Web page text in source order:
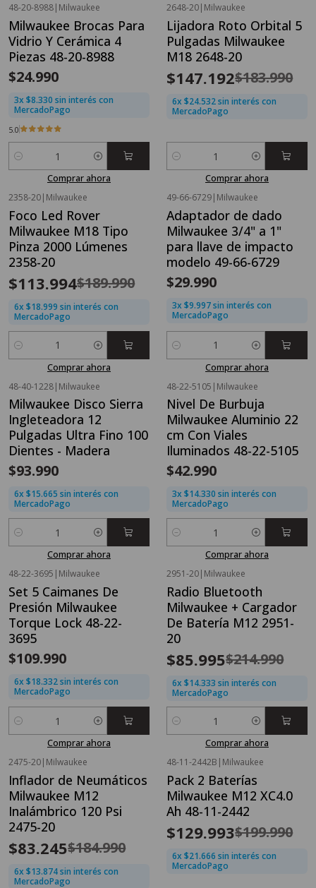
48-20-8988| Milwaukee
Milwaukee Brocas Para
Vidrio Y Cerámica 4
Piezas 48-20-8988
$24.990
3x $8.330 sin interés con
MercadoPago
5.0
Cantidad
Comprar ahora
OFERTA FLASH⚡
-20%OFF
2648-20| Milwaukee
Lijadora Roto Orbital 5
Pulgadas Milwaukee
M18 2648-20
$147.192$183.990
6x $24.532 sin interés con
MercadoPago
Cantidad
Comprar ahora
OFERTA FLASH⚡
-40% OFF
2358-20| Milwaukee
Foco Led Rover
Milwaukee M18 Tipo
Pinza 2000 Lúmenes
2358-20
$113.994$189.990
6x $18.999 sin interés con
MercadoPago
Cantidad
Comprar ahora
49-66-6729| Milwaukee
Adaptador de dado
Milwaukee 3/4" a 1"
para llave de impacto
modelo 49-66-6729
$29.990
3x $9.997 sin interés con
MercadoPago
Cantidad
Comprar ahora
48-40-1228| Milwaukee
Milwaukee Disco Sierra
Ingleteadora 12
Pulgadas Ultra Fino 100
Dientes - Madera
$93.990
6x $15.665 sin interés con
MercadoPago
Cantidad
Comprar ahora
48-22-5105 | Milwaukee
Nivel De Burbuja
Milwaukee Aluminio 22
cm Con Viales
Iluminados 48-22-5105
$42.990
3x $14.330 sin interés con
MercadoPago
Cantidad
Comprar ahora
48-22-3695 | Milwaukee
Set 5 Caimanes De
Presión Milwaukee
Torque Lock 48-22-
3695
$109.990
6x $18.332 sin interés con
MercadoPago
Cantidad
Comprar ahora
OFERTA FLASH⚡
-60%OFF
2951-20| Milwaukee
Radio Bluetooth
Milwaukee + Cargador
De Batería M12 2951-
20
$85.995$214.990
6x $14.333 sin interés con
MercadoPago
Cantidad
Comprar ahora
OFERTA FLASH⚡
-55%OFF
2475-20| Milwaukee
Inflador de Neumáticos
Milwaukee M12
Inalámbrico 120 Psi
2475-20
$83.245$184.990
6x $13.874 sin interés con
MercadoPago
OFERTA FLASH⚡
-35% OFF
48-11-2442B | Milwaukee
Pack 2 Baterías
Milwaukee M12 XC4.0
Ah 48-11-2442
$129.993$199.990
6x $21.666 sin interés con
MercadoPago